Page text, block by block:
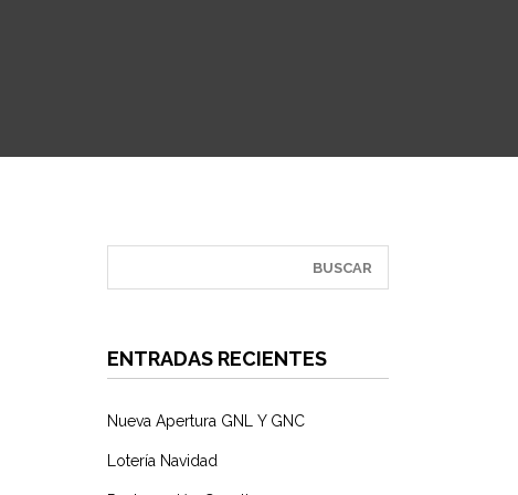
ENTRADAS RECIENTES
Nueva Apertura GNL Y GNC
Lotería Navidad